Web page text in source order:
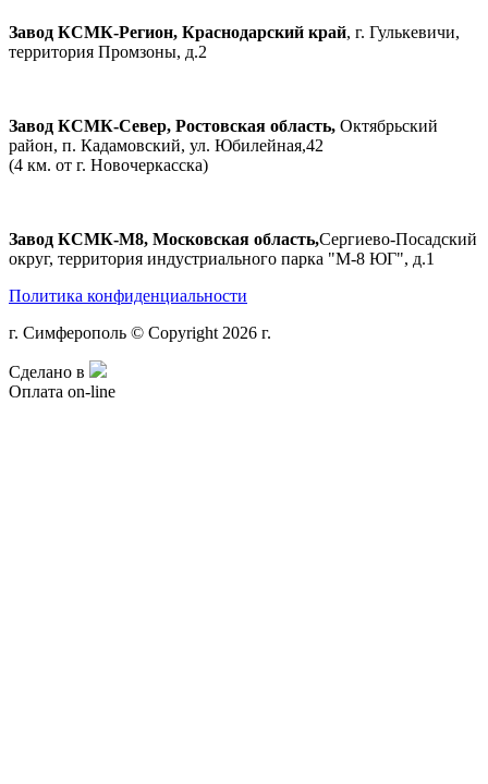
Завод КСМК-Регион, Краснодарский край, г. Гулькевичи,
территория Промзоны, д.2
Завод КСМК-Север, Ростовская область, Октябрьский
район, п. Кадамовский, ул. Юбилейная,42
(4 км. от г. Новочеркасска)
Завод КСМК-М8, Московская область,Сергиево-Посадский
округ, территория индустриального парка "М-8 ЮГ", д.1
Политика конфиденциальности
г. Симферополь © Copyright 2026 г.
Сделано в
Оплата on-line